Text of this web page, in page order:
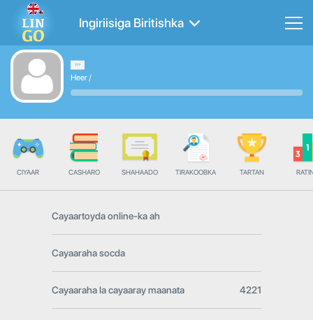
Ingiriisiga Biritishka
Heer/
CIYAAR CASHARO SHAHAADO TIRAKOOBKA TARTAN
Cayaartoyda online-ka ah
Cayaaraha socda
Cayaaraha la cayaaray maanata 4221